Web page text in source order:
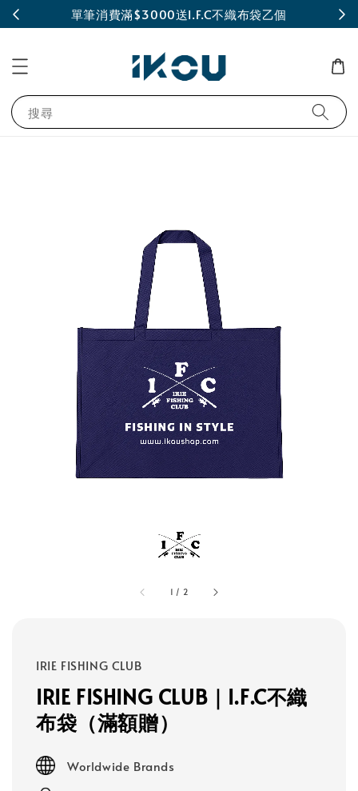
單筆消費滿$3000送I.F.C不織布袋乙個
搜尋
1 / 2
IRIE FISHING CLUB
IRIE FISHING CLUB｜I.F.C不織
布袋（滿額贈）
Worldwide Brands